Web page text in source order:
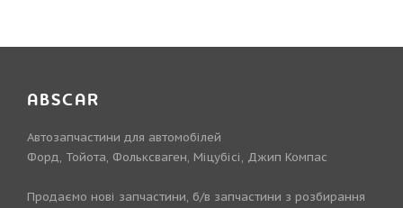
ABSCAR
Автозапчастини для автомобілей
Форд, Тойота, Фольксваген, Міцубісі, Джип Компас
Продаємо нові запчастини, б/в запчастини з розбирання